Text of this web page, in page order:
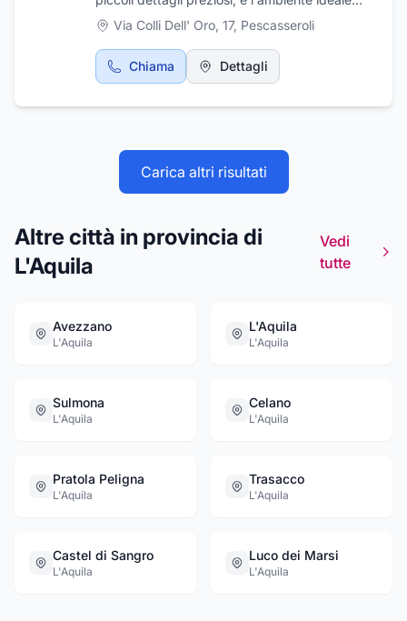
17 al km 150,500, esegue anche lavori su
misura. Contatto email:
per accogliere chi ama le cose belle della vita.
In una raffinata atmosfera circondati dalle
bellezze del Parco Nazionale d' Abruzzo, vi
attenderà un incontro con una sensazione di
Pescasseroli capitale del Parco Nazionale
conservazione della natura e la difesa
dell'ambiente.
Via Colli Dell' Oro, 17, Pescasseroli
Chiama Dettagli
Carica altri risultati
Altre città in provincia di
L'Aquila
Vedi
tutte
Avezzano
L'Aquila
L'Aquila
L'Aquila
Sulmona
L'Aquila
Celano
L'Aquila
Pratola Peligna
L'Aquila
Trasacco
L'Aquila
Castel di Sangro
L'Aquila
Luco dei Marsi
L'Aquila